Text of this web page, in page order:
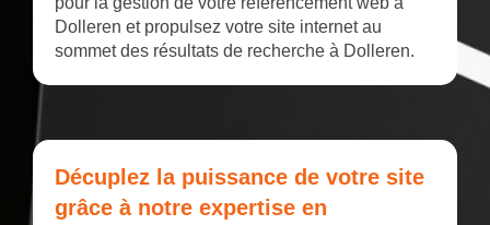
Dolleren et propulsez votre site internet au
sommet des résultats de recherche à Dolleren.
Décuplez la puissance de votre site
grâce à notre expertise en